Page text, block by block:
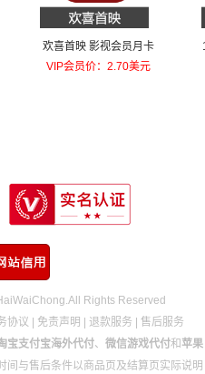
欢喜首映 影视会员月卡
VIP会员价：2.70美元
Rights Reserved
协议 免责声明 退款服务
售后服务
宝支付宝海外代付、 微信游戏代付和 苹果
间与售后条件以商品页及结算页实际说明